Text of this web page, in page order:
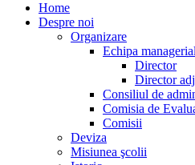
Home
Despre noi
Organizare
Echipa
Director
Director
Consiliul de
Comisia de
Comisii
Deviza
Misiunea şcolii